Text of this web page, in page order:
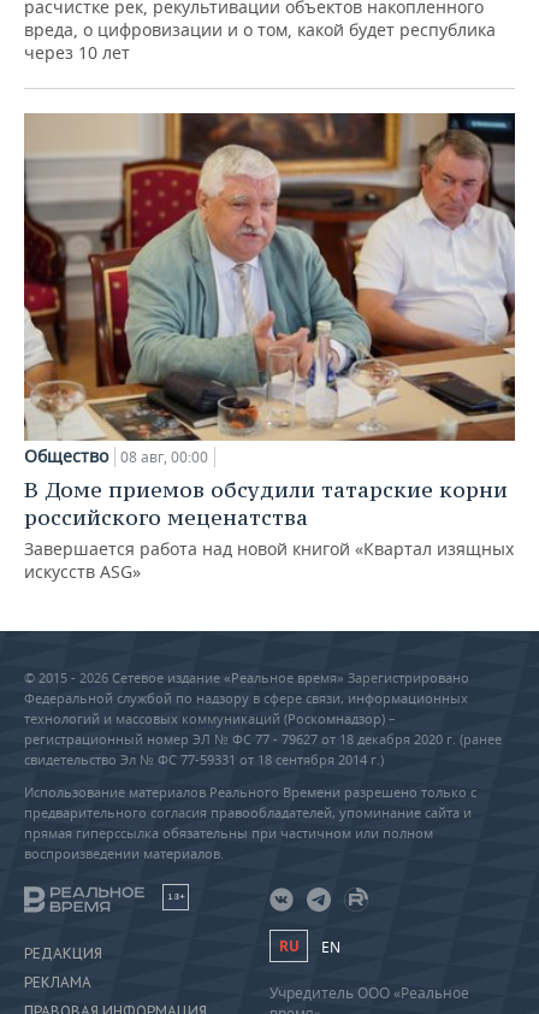
расчистке рек, рекультивации объектов накопленного
вреда, о цифровизации и о том, какой будет республика
через 10 лет
Общество 08 авг, 00:00
В Доме приемов обсудили татарские корни
российского меценатства
Завершается работа над новой книгой «Квартал изящных
искусств ASG»
© 2015 - 2026 Сетевое издание «Реальное время» Зарегистрировано
Федеральной службой по надзору в сфере связи, информационных
технологий и массовых коммуникаций (Роскомнадзор) –
регистрационный номер ЭЛ № ФС 77 - 79627 от 18 декабря 2020 г. (ранее
свидетельство Эл № ФС 77-59331 от 18 сентября 2014 г.)
Использование материалов Реального Времени разрешено только с
предварительного согласия правообладателей, упоминание сайта и
прямая гиперссылка обязательны при частичном или полном
воспроизведении материалов.
18+
РЕДАКЦИЯ
РЕКЛАМА
RU EN
Учредитель ООО «Реальное